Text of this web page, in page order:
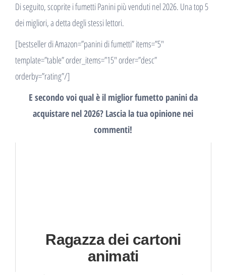
Di seguito, scoprite i fumetti Panini più venduti nel 2026. Una top 5
dei migliori, a detta degli stessi lettori.
[bestseller di Amazon=”panini di fumetti” items=”5″
template=”table” order_items=”15″ order=”desc”
orderby=”rating”/]
E secondo voi qual è il miglior fumetto panini da
acquistare nel 2026? Lascia la tua opinione nei
commenti!
Ragazza dei cartoni
animati